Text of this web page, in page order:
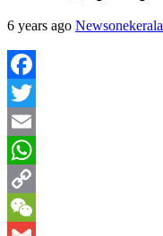
6 years ago Newsonekerala
Facebook
Twitter
Email
WhatsApp
Copy